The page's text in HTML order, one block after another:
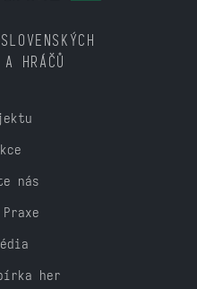
HRÁČŮ
nás
her